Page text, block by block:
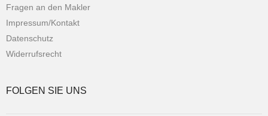
Fragen an den Makler
Impressum/Kontakt
Datenschutz
Widerrufsrecht
FOLGEN SIE UNS